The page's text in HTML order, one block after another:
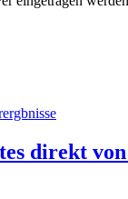
direkt